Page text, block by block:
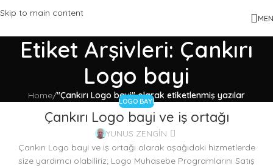
Skip to main content
Etiket Arşivleri: Çankırı
Logo bayi
Home/"Çankırı Logo bayi" olarak etiketlenmiş yazılar
LOGO BAYI
Çankırı Logo bayi ve iş ortağı
YUNUS ZENGİN
Çankırı Logo bayi ve iş ortağı olarak aşağıdaki hizmetlerde
size yardımcı olabiliriz; Logo Muhasebe Programlarını Satış